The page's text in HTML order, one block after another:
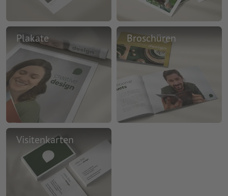
Plakate Broschüren
Visitenkarten